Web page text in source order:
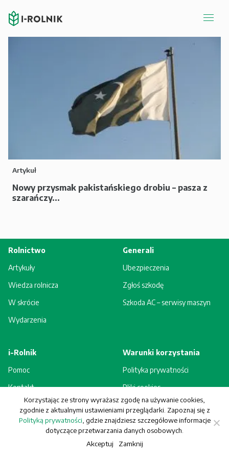
Artykuł
Nowy przysmak pakistańskiego drobiu – pasza z
szarańczy...
Rolnictwo
Artykuły
Wiedza rolnicza
W skrócie
Wydarzenia
Generali
Ubezpieczenia
Zgłoś szkodę
Szkoda AC – serwisy maszyn
i-Rolnik
Pomoc
Kontakt
Rejestracja - korzyści
Warunki korzystania
Polityka prywatności
Pliki cookies
Regulamin
© Generali Towarzystwo Ubezpieczeń S.A. Wszelkie prawa zastrzeżone.
Korzystając ze strony wyrażasz zgodę na używanie cookies,
zgodnie z aktualnymi ustawieniami przeglądarki. Zapoznaj się z
Polityką prywatności , gdzie znajdziesz szczegółowe informacje
dotyczące przetwarzania danych osobowych.
Akceptuj Zamknij